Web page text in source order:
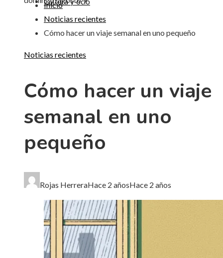
Cultura y ocio
Inicio
Noticias recientes
Cómo hacer un viaje semanal en uno pequeño
Noticias recientes
Cómo hacer un viaje
semanal en uno
pequeño
Rojas HerreraHace 2 añosHace 2 años